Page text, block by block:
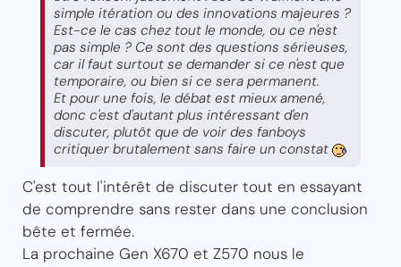
simple itération ou des innovations majeures ?
Est-ce le cas chez tout le monde, ou ce n'est
pas simple ? Ce sont des questions sérieuses,
car il faut surtout se demander si ce n'est que
temporaire, ou bien si ce sera permanent.
Et pour une fois, le débat est mieux amené,
donc c'est d'autant plus intéressant d'en
discuter, plutôt que de voir des fanboys
critiquer brutalement sans faire un constat
C'est tout l'intérêt de discuter tout en essayant
de comprendre sans rester dans une conclusion
bête et fermée.
La prochaine Gen X670 et Z570 nous le